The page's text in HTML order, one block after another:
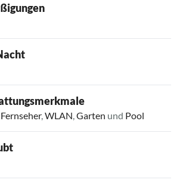
Fernseher, WLAN Garten und Pool